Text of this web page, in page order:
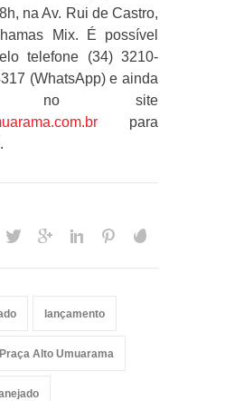
na Av. Rui de Castro,
Mix. É possível
telefone (34) 3210-
(WhatsApp) e ainda
se no site
para
lançamento
Praça Alto Umuarama